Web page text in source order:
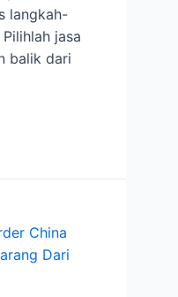
langkah-
jasa
balik dari